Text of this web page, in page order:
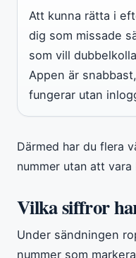
Att kunna rätta i
dig som missade
som vill
Appen är
fungerar utan
Därmed har du flera
nummer utan att
Vilka siffror
Under sändningen
nummer som